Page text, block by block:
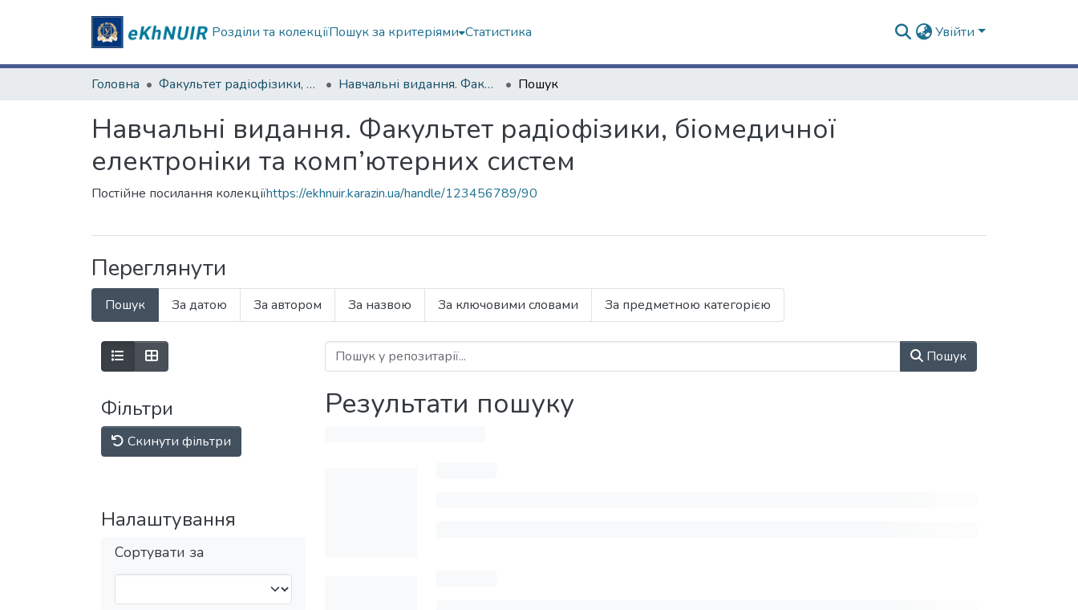
Розділи та колекціїПошук за критеріями Статистика Увійти
Головна Факультет радіофізики, біомедичної електроніки та комп’ютерних систем Навчальні видання. Факультет радіофізики, біомедичної електроніки та комп’ютерних систем Пошук
Навчальні видання. Факультет радіофізики, біомедичної
електроніки та комп’ютерних систем
Постійне посилання колекціїhttps://ekhnuir.karazin.ua/handle/123456789/90
Переглянути
Пошук За датою За автором За назвою За ключовими словами За предметною категорією
Фільтри
Скинути фільтри
Налаштування
Сортувати за
Пошук
Результати пошуку